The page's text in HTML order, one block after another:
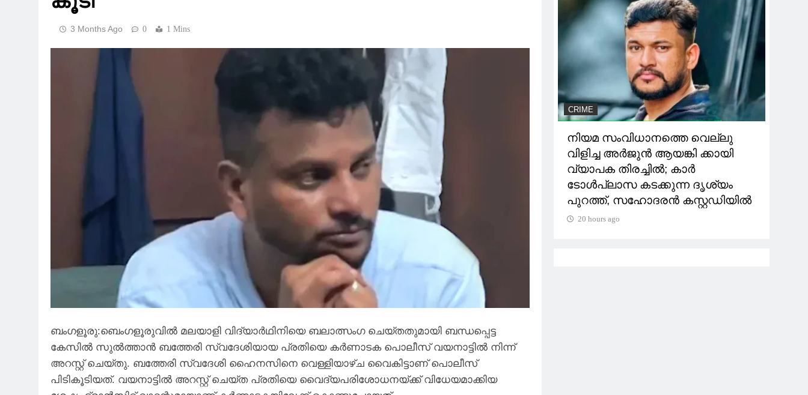
3 Months Ago 0 1 Mins
ബംഗളൂരു:ബെംഗളൂരുവിൽ മലയാളി വിദ്യാർഥിനിയെ ബലാത്സംഗ ചെയ്തതുമായി ബന്ധപ്പെട്ട
കേസിൽ സുൽത്താൻ ബത്തേരി സ്വദേശിയായ പ്രതിയെ കർണാടക പൊലീസ് വയനാട്ടിൽ നിന്ന്
അറസ്റ്റ് ചെയ്തു. ബത്തേരി സ്വദേശി ഹൈനസിനെ വെള്ളിയാഴ്ച വൈകിട്ടാണ് പൊലീസ്
പിടികൂടിയത്. വയനാട്ടിൽ അറസ്റ്റ് ചെയ്ത പ്രതിയെ വൈദ്യപരിശോധനയ്ക്ക് വിധേയമാക്കിയ
ACCIDENT
കോഴിക്കോട്-ബംഗളൂരു
കെ.എസ്.ആർ.ടി.സി ബസ്
നിയന്ത്രണം വിട്ട് മറിഞ്ഞ്
ഡ്രൈവറും കണ്ടക്ടറും മരിച്ചു.
നാല് പേർ ഗുരുതരാവസ്ഥയിൽ.
20 hours ago
CRIME
നിയമ സംവിധാനത്തെ വെല്ലു
വിളിച്ച അർജുൻ ആയങ്കി ക്കായി
വ്യാപക തിരച്ചിൽ; കാർ
ടോള്‍പ്ലാസ കടക്കുന്ന ദൃശ്യം
പുറത്ത്, സഹോദരൻ കസ്റ്റഡിയിൽ
20 hours ago